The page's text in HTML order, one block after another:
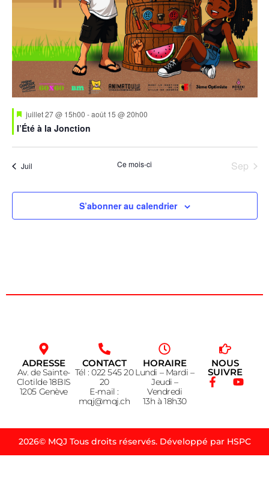
Mis
en
avant
juillet 27 @ 15h00 -août 15 @ 20h00
l’Été à la Jonction
Juil Ce mois-ci Sep
S’abonner au calendrier
ADRESSE
Av. de Sainte-
Clotilde 18BIS
1205 Genève
CONTACT
Tél : 022 545 20
20
E-mail :
mqj@mqj.ch
HORAIRE
Lundi – Mardi –
Jeudi –
Vendredi
13h à 18h30
NOUS
SUIVRE
2026© MQJ Tous droits réservés. Développé par HSPC